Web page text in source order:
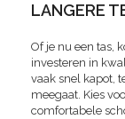
LANGERE
Of je nu een tas,
investeren in
vaak snel kapot,
meegaat. Kies
comfortabele